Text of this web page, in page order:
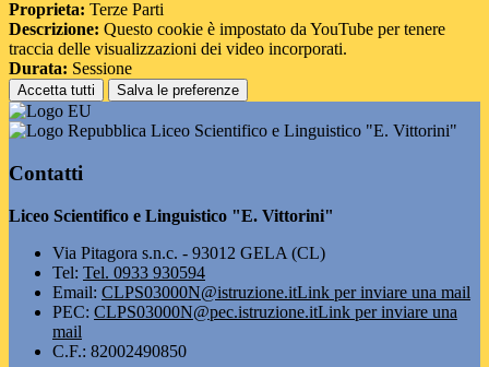
Proprieta: Terze Parti
Descrizione: Questo cookie è impostato da YouTube per tenere
traccia delle visualizzazioni dei video incorporati.
Durata: Sessione
Accetta tutti Salva le preferenze
Liceo Scientifico e Linguistico "E. Vittorini"
Contatti
Liceo Scientifico e Linguistico "E. Vittorini"
Via Pitagora s.n.c. - 93012 GELA (CL)
Tel: Tel. 0933 930594
Email: CLPS03000N@istruzione.itLink per inviare una mail
PEC: CLPS03000N@pec.istruzione.itLink per inviare una
mail
C.F.: 82002490850